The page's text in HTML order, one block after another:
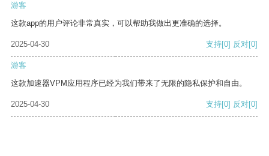
游客
这款app的用户评论非常真实，可以帮助我做出更准确的选择。
2025-04-30 支持[0] 反对[0]
游客
这款加速器VPM应用程序已经为我们带来了无限的隐私保护和自由。
2025-04-30 支持[0] 反对[0]